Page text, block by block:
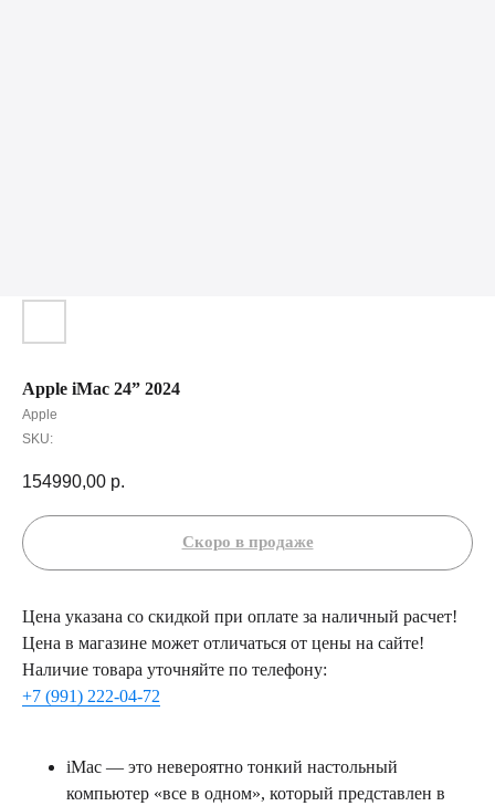
Apple iMac 24” 2024
Apple
SKU:
154990,00 р.
Цена указана со скидкой при оплате за наличный расчет!
Цена в магазине может отличаться от цены на сайте!
Наличие товара уточняйте по телефону:
+7 (991) 222-04-72
iMac — это невероятно тонкий настольный
компьютер «все в одном», который представлен в